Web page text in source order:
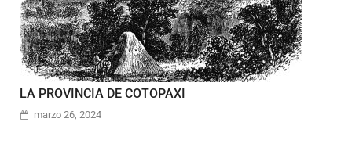
LA PROVINCIA DE COTOPAXI
marzo 26, 2024